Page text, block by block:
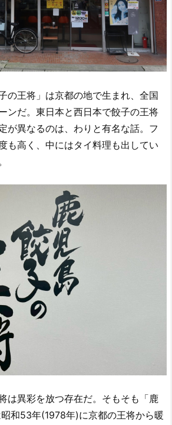
の王将」は京都の地で生まれ、全国
ンだ。東日本と西日本で餃子の王将
が異なるのは、わりと有名な話。フ
も高く、中にはタイ料理も出してい
は異彩を放つ存在だ。そもそも「鹿
和53年(1978年)に京都の王将から暖